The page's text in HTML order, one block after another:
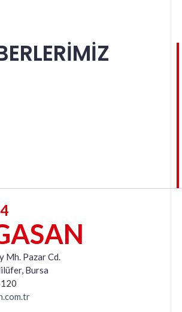
Mh. Pazar Cd.
Bursa